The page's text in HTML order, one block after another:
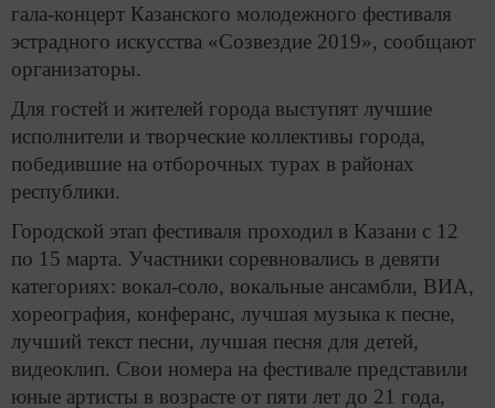
гала-концерт Казанского молодежного фестиваля
эстрадного искусства «Созвездие 2019», сообщают
организаторы.
Для гостей и жителей города выступят лучшие
исполнители и творческие коллективы города,
победившие на отборочных турах в районах
республики.
Городской этап фестиваля проходил в Казани с 12
по 15 марта. Участники соревновались в девяти
категориях: вокал-соло, вокальные ансамбли, ВИА,
хореография, конферанс, лучшая музыка к песне,
лучший текст песни, лучшая песня для детей,
видеоклип. Свои номера на фестивале представили
юные артисты в возрасте от пяти лет до 21 года,